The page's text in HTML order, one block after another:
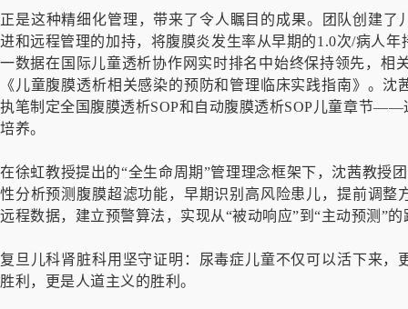
正是这种精细化管理，带来了令人瞩目的成果。团队创建了
进和远程管理的加持，将腹膜炎发生率从早期的1.0次/病人
一数据在国际儿童透析协作网实时排名中始终保持领先，相
《儿童腹膜透析相关感染的预防和管理临床实践指南》。
执笔制定全国腹膜透析SOP和自动腹膜透析SOP儿童章节
培养。
在徐虹教授提出的“全生命周期”管理理念框架下，沈茜教授
性分析预测腹膜超滤功能，早期识别高风险患儿，提前调
远程数据，建立预警算法，实现从“被动响应”到“主动预测”的
复旦儿科肾脏科用坚守证明：尿毒症儿童不仅可以活下来
胜利，更是人道主义的胜利。